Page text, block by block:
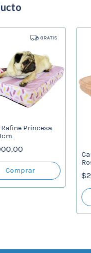
GRATIS
Princesa